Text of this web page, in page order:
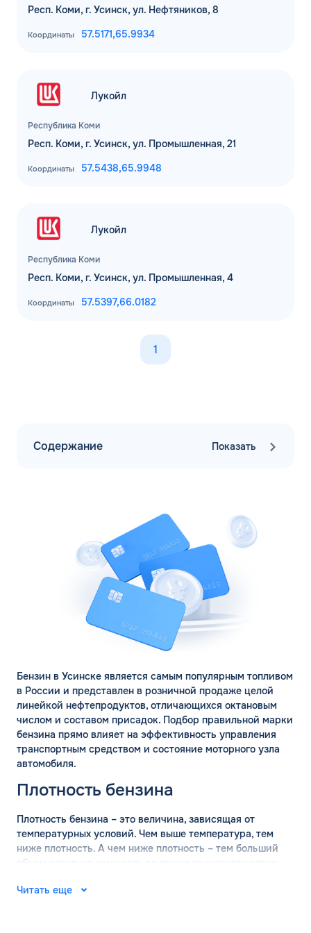
Респ. Коми, г. Усинск, ул. Нефтяников, 8
Координаты 57.5171,65.9934
Республика Коми
Лукойл
Респ. Коми, г. Усинск, ул. Промышленная, 21
Координаты 57.5438,65.9948
Республика Коми
Лукойл
Респ. Коми, г. Усинск, ул. Промышленная, 4
Координаты 57.5397,66.0182
1
Содержание Показать
Бензин в Усинске является самым популярным топливом
в России и представлен в розничной продаже целой
линейкой нефтепродуктов, отличающихся октановым
числом и составом присадок. Подбор правильной марки
бензина прямо влияет на эффективность управления
транспортным средством и состояние моторного узла
автомобиля.
Плотность бензина
Плотность бензина – это величина, зависящая от
температурных условий. Чем выше температура, тем
ниже плотность. А чем ниже плотность – тем больший
объем заполнит жидкость во время транспортировки.
обязательно проводится измерение плотности состава.
Читать еще